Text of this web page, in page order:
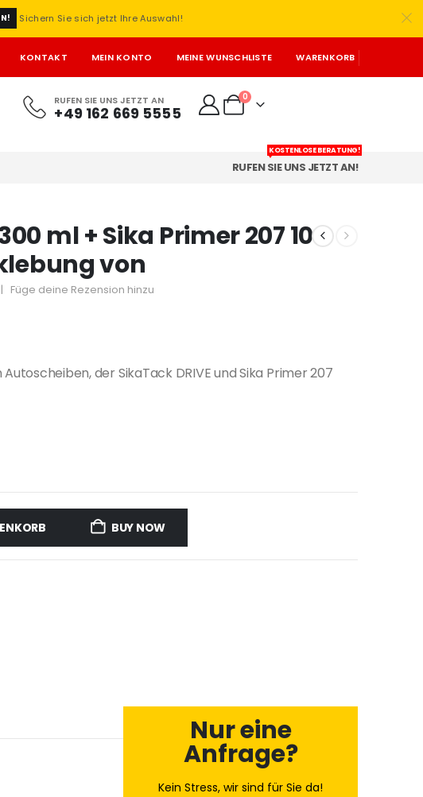
Sichern Sie sich jetzt Ihre Auswahl!
KONTAKT MEIN KONTO MEINE WUNSCHLISTE WARENKORB
RUFEN SIE UNS JETZT AN
+49 162 669 5555
0
RUFEN SIE UNS JETZT AN!
KOSTENLOSE BERATUNG!
ml + Sika Primer 207 10
von
| Füge deine Rezension hinzu
der SikaTack DRIVE und Sika Primer 207
BUY NOW
Nur eine
Anfrage?
Kein Stress, wir sind für Sie da!